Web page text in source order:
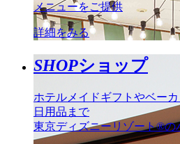
メニューをご提供
詳細をみる
SHOPショップ
ホテルメイドギフトやベー
日用品まで
東京ディズニーリゾート®の